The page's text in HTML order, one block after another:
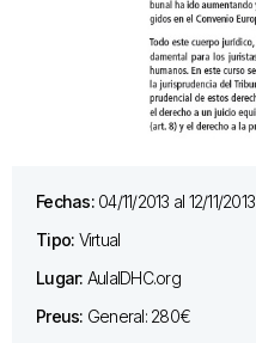
Fechas: 04/11/2013 al 12/11/2013
Tipo: Virtual
Lugar: AulaIDHC.org
Preus: General: 280€